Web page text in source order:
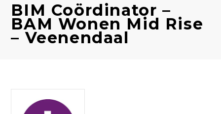
BIM Coördinator –
BAM Wonen Mid Rise
– Veenendaal